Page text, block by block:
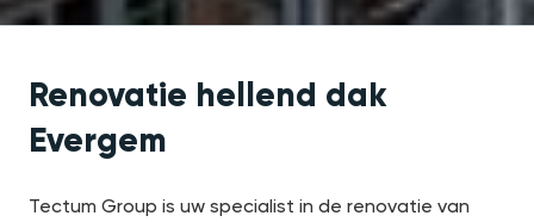
Renovatie hellend dak
Evergem
Tectum Group is uw specialist in de renovatie van